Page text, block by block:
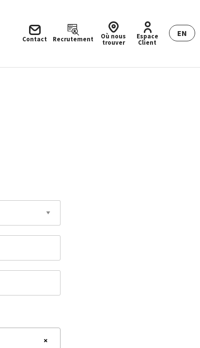
Contact Recrutement Où nous
trouver
Espace
Client
EN
×